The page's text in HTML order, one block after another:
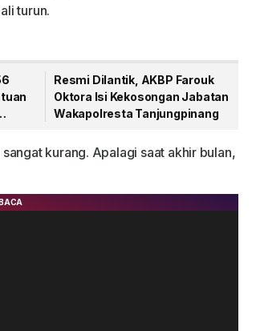
turun.
Resmi Dilantik, AKBP Farouk
Oktora Isi Kekosongan Jabatan
Wakapolresta Tanjungpinang
kurang. Apalagi saat akhir bulan,